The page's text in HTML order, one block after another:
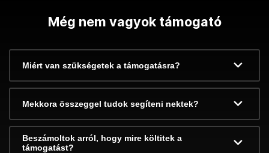
Még nem vagyok támogató
Miért van szükségetek a támogatásra?
Mekkora összeggel tudok segíteni nektek?
Beszámoltok arról, hogy mire költitek a
támogatást?